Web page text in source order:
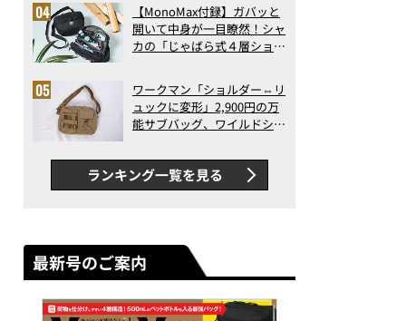
アの実力
【MonoMax付録】ガバッと
開いて中身が一目瞭然！シャ
カの「じゃばら式４層ショル
った！
ワークマン「ショルダー⇔リ
ュックに変形」2,900円の万
能サブバッグ、ワイルドシン
録…ほか【休日バッグの人気
記事ランキングベスト3】
（2026年6月版）
ランキング一覧を見る
最新号のご案内